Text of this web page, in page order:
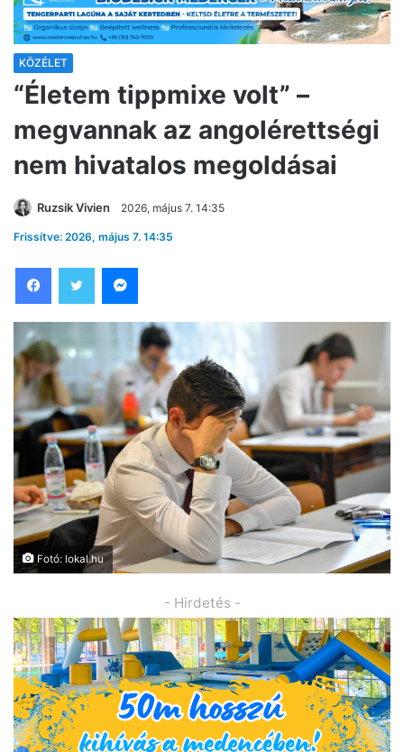
KÖZÉLET
“Életem tippmixe volt” –
megvannak az angolérettségi
nem hivatalos megoldásai
Ruzsik Vivien 2026, május 7. 14:35
Frissítve: 2026, május 7. 14:35
Fotó: lokal.hu
- Hirdetés -